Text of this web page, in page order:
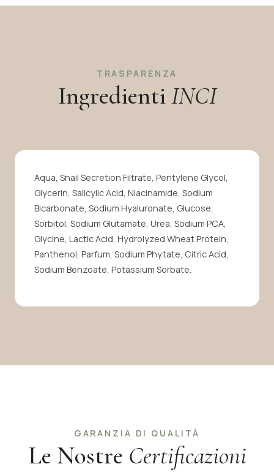
TRASPARENZA
IngredientiINCI
Aqua, Snail Secretion Filtrate, Pentylene Glycol,
Glycerin, Salicylic Acid, Niacinamide, Sodium
Bicarbonate, Sodium Hyaluronate, Glucose,
Sorbitol, Sodium Glutamate, Urea, Sodium PCA,
Glycine, Lactic Acid, Hydrolyzed Wheat Protein,
Panthenol, Parfum, Sodium Phytate, Citric Acid,
Sodium Benzoate, Potassium Sorbate.
GARANZIA DI QUALITÀ
Le Nostre Certificazioni
🇮🇹
Italiano
🇬🇧
English
🇩🇪
Deutsch
🇫🇷